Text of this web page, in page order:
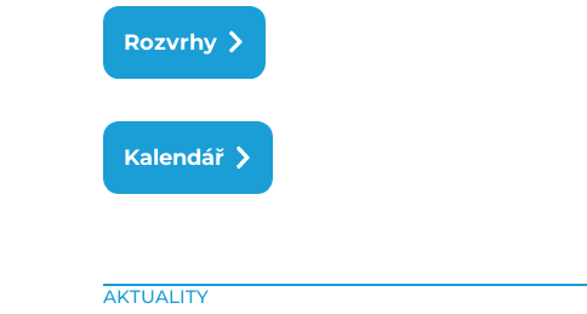
Rozvrhy
Kalendář
AKTUALITY